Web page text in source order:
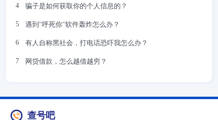
骗子是如何获取你的个人信息的？
遇到"呼死你"软件轰炸怎么办？
有人自称黑社会，打电话恐吓我怎么办？
网贷借款，怎么越借越穷？
查号吧